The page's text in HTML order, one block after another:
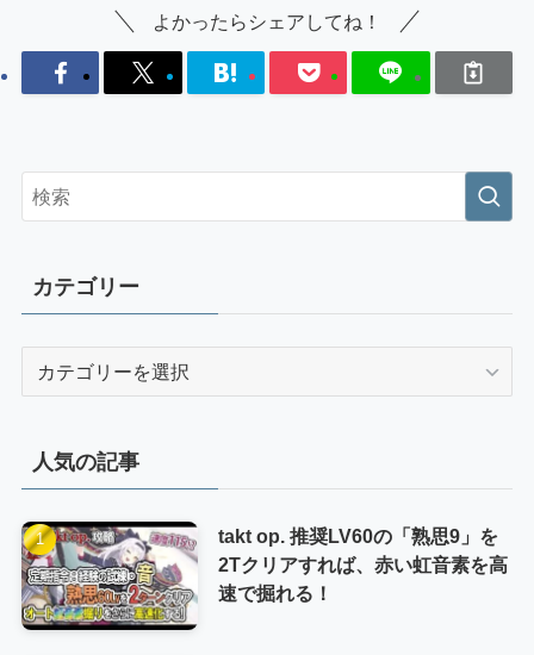
よかったらシェアしてね！
カテゴリー
ー
人気の記事
takt op. 推奨LV60の「熟思9」を
2Tクリアすれば、赤い虹音素を高
速で掘れる！